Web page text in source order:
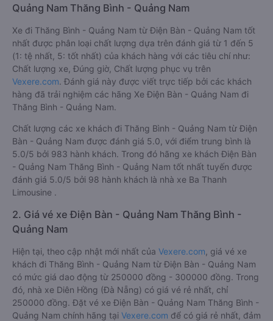
Quảng Nam Thăng Bình - Quảng Nam
Xe đi Thăng Bình - Quảng Nam từ Điện Bàn - Quảng Nam tốt
nhất được phân loại chất lượng dựa trên đánh giá từ 1 đến 5
(1: tệ nhất, 5: tốt nhất) của khách hàng với các tiêu chí như:
Chất lượng xe, Đúng giờ, Chất lượng phục vụ trên
Vexere.com. Đánh giá này được viết trực tiếp bởi các khách
hàng đã trải nghiệm các hãng Xe Điện Bàn - Quảng Nam đi
Thăng Bình - Quảng Nam.
Chất lượng các xe khách đi Thăng Bình - Quảng Nam từ Điện
Bàn - Quảng Nam được đánh giá 5.0, với điểm trung bình là
5.0/5 bởi 983 hành khách. Trong đó hãng xe khách Điện Bàn
- Quảng Nam Thăng Bình - Quảng Nam tốt nhất tuyến được
đánh giá 5.0/5 bởi 98 hành khách là nhà xe Ba Thanh
Limousine .
2. Giá vé xe Điện Bàn - Quảng Nam Thăng Bình -
Quảng Nam
Hiện tại, theo cập nhật mới nhất của Vexere.com , giá vé xe
khách đi Thăng Bình - Quảng Nam từ Điện Bàn - Quảng Nam
có mức giá dao động từ 250000 đồng - 300000 đồng. Trong
đó, nhà xe Diên Hồng (Đà Nẵng) có giá vé rẻ nhất, chỉ
250000 đồng. Đặt vé xe Điện Bàn - Quảng Nam Thăng Bình -
Quảng Nam chính hãng tại Vexere.com để có giá rẻ nhất, đảm